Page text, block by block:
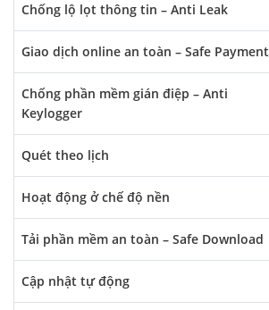
Chống lộ lọt thông tin – Anti Leak
Giao dịch online an toàn – Safe Payment
Chống phần mềm gián điệp – Anti
Keylogger
Quét theo lịch
Hoạt động ở chế độ nền
Tải phần mềm an toàn – Safe Download
Cập nhật tự động